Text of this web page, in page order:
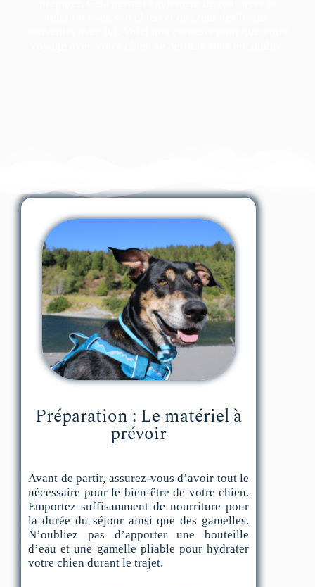
Préparation : Le matériel à
prévoir
Avant de partir, assurez-vous d’avoir tout le
nécessaire pour le bien-être de votre chien.
Emportez suffisamment de nourriture pour
la durée du séjour ainsi que des gamelles.
N’oubliez pas d’apporter une bouteille
d’eau et une gamelle pliable pour hydrater
votre chien durant le trajet.